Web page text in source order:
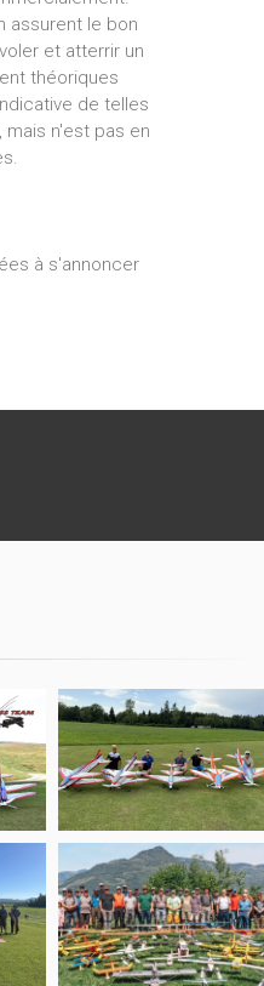
assurent le bon
et atterrir un
théoriques
de telles
n'est pas en
à s'annoncer